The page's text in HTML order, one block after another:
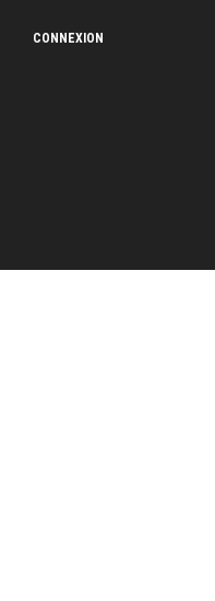
CONNEXION